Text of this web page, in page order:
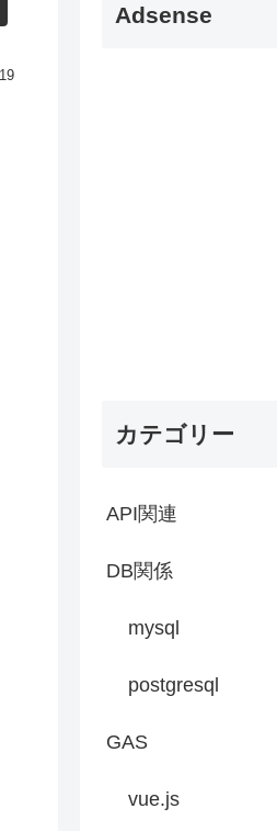
Adsense
カテゴリー
API関連
DB関係
mysql
postgresql
GAS
vue.js